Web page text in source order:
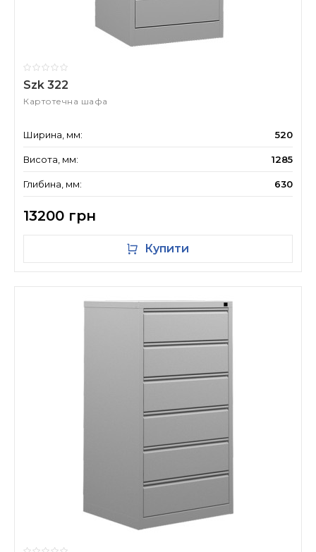
Szk 322
Картотечна шафа
Ширина, мм: 520
Висота, мм: 1285
Глибина, мм: 630
13200 грн
Купити